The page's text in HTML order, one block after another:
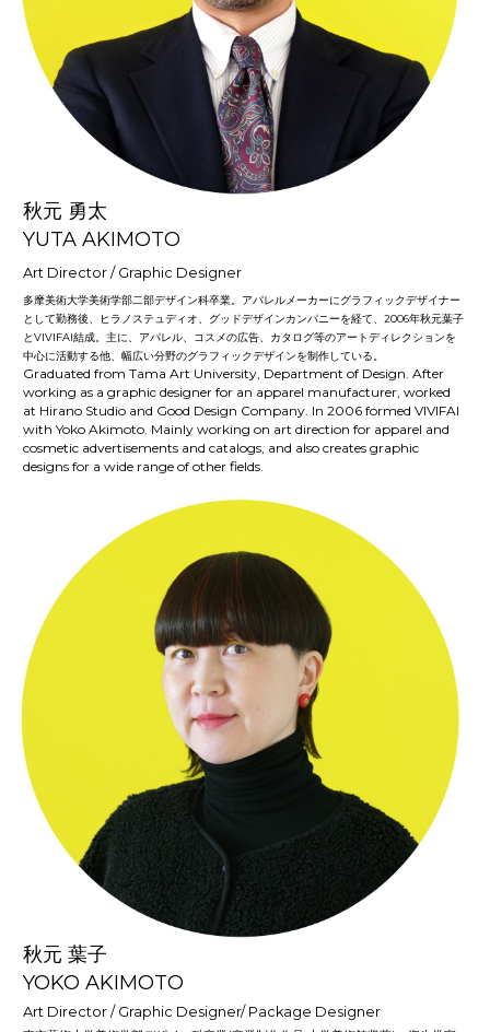
秋元 勇太
YUTA AKIMOTO
Art Director / Graphic Designer
多摩美術大学美術学部二部デザイン科卒業。アパレルメーカーにグラフィックデザイナー
として勤務後、ヒラノステュディオ、グッドデザインカンパニーを経て、2006年秋元葉子
とVIVIFAI結成。主に、アパレル、コスメの広告、カタログ等のアートディレクションを
中心に活動する他、幅広い分野のグラフィックデザインを制作している。
Graduated from Tama Art University, Department of Design. After
working as a graphic designer for an apparel manufacturer, worked
at Hirano Studio and Good Design Company. In 2006 formed VIVIFAI
with Yoko Akimoto. Mainly working on art direction for apparel and
cosmetic advertisements and catalogs, and also creates graphic
designs for a wide range of other fields.
秋元 葉子
YOKO AKIMOTO
Art Director / Graphic Designer/ Package Designer